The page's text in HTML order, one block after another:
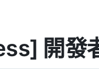
開發